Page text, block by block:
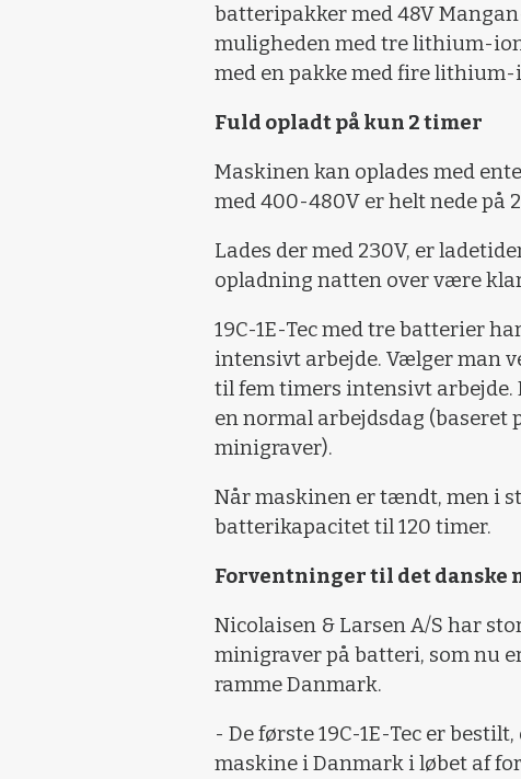
batteripakker med 48V
muligheden med tre lithium-
med en pakke med fire
Fuld opladt på kun 2 timer
Maskinen kan oplades med
med 400-480V er helt nede på
Lades der med 230V, er
opladning natten over være
19C-1E-Tec med tre batterier
intensivt arbejde. Vælger man
til fem timers intensivt
en normal arbejdsdag
minigraver).
Når maskinen er tændt, men i
batterikapacitet til 120 timer.
Forventninger til det danske
Nicolaisen & Larsen A/S har
minigraver på batteri, som nu
ramme Danmark.
- De første 19C-1E-Tec er
maskine i Danmark i løbet af